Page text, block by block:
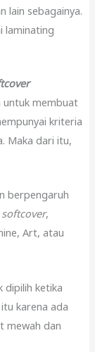
lain sebagainya.
laminating
untuk membuat
kriteria
Maka dari itu,
berpengaruh
softcover,
Art, atau
dipilih ketika
karena ada
mewah dan